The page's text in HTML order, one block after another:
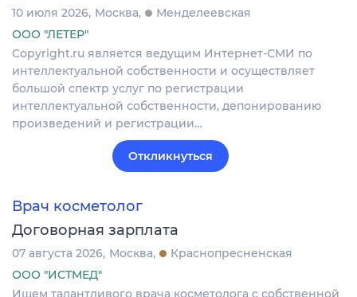
10 июля 2026 Москва
Менделеевская
ООО "ЛЕТЕР"
Copyright.ru является ведущим Интернет-СМИ по
интеллектуальной собственности и осуществляет
большой спектр услуг по регистрации
интеллектуальной собственности, депонированию
произведений и регистрации…
Откликнуться
Врач косметолог
Договорная зарплата
07 августа 2026 Москва
Краснопресненская
ООО "ИСТМЕД"